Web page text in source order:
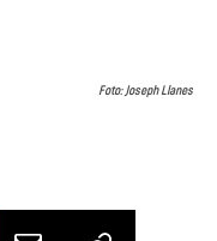
Foto: Joseph Llanes